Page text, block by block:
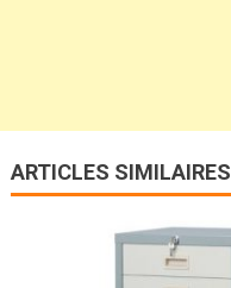
ARTICLES SIMILAIRES